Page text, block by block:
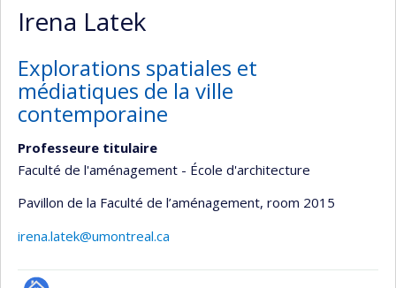
Irena Latek
Explorations spatiales et
médiatiques de la ville
contemporaine
Professeure titulaire
Faculté de l'aménagement - École d'architecture
Pavillon de la Faculté de l’aménagement, room 2015
irena.latek@umontreal.ca